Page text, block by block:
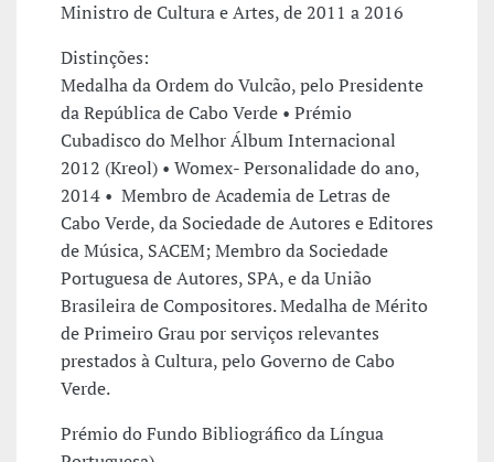
Ministro de Cultura e Artes, de 2011 a 2016
Distinções:
Medalha da Ordem do Vulcão, pelo Presidente
da República de Cabo Verde • Prémio
Cubadisco do Melhor Álbum Internacional
2012 (Kreol) • Womex- Personalidade do ano,
2014 • Membro de Academia de Letras de
Cabo Verde, da Sociedade de Autores e Editores
de Música, SACEM; Membro da Sociedade
Portuguesa de Autores, SPA, e da União
Brasileira de Compositores. Medalha de Mérito
de Primeiro Grau por serviços relevantes
prestados à Cultura, pelo Governo de Cabo
Verde.
Prémio do Fundo Bibliográfico da Língua